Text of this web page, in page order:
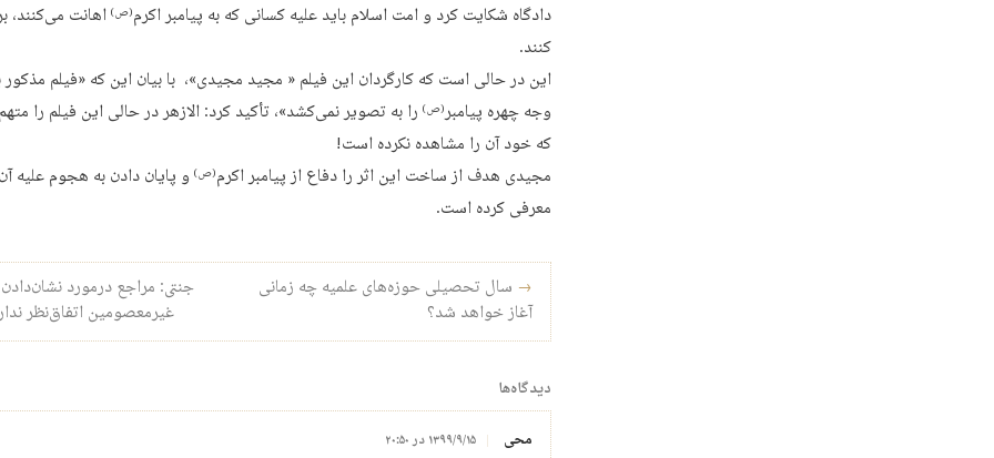
دادگاه شکایت کرد و امت اسلام باید علیه کسانی که به پیامبر اکرم(ص)اهانت می‌کنند،
کنند.
این در حالی است که کارگردان این فیلم « مجید مجیدی»، با بیان این که «فیلم
وجه چهره پیامبر(ص)را به تصویر نمی‌کشد»، تأکید کرد: الازهر در حالی این فیلم را
که خود آن را مشاهده نکرده است!
مجیدی هدف از ساخت این اثر را دفاع از پیامبر اکرم(ص)و پایان دادن به هجوم علیه
معرفی کرده است.
راه‌بری نوشته
→ سال تحصیلی حوزه‌های علمیه چه زمانی
آغاز خواهد شد؟
جنتی: مراجع درمورد
غیرمعصومین اتفاق‌نظر
دیدگاه‌ها
محی ۱۳۹۹/۹/۱۵ در ۲۰:۵۰